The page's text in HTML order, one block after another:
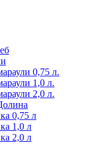
0,75 л.
1,0 л.
2,0 л.
0,75 л
1,0 л
2,0 л